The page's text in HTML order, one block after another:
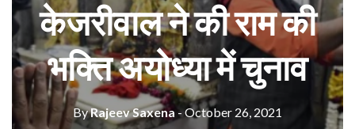
केजरीवाल ने की राम की
भक्ति अयोध्या में चुनाव
ByRajeev Saxena - October 26, 2021